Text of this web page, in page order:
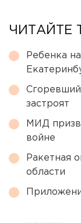
ЧИТАЙТЕ
Ребенка
застроят
МИД
войне
Ракетная
области